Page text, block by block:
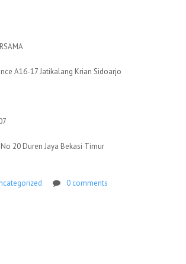
A16-17 Jatikalang Krian Sidoarjo
20 Duren Jaya Bekasi Timur
0 comments